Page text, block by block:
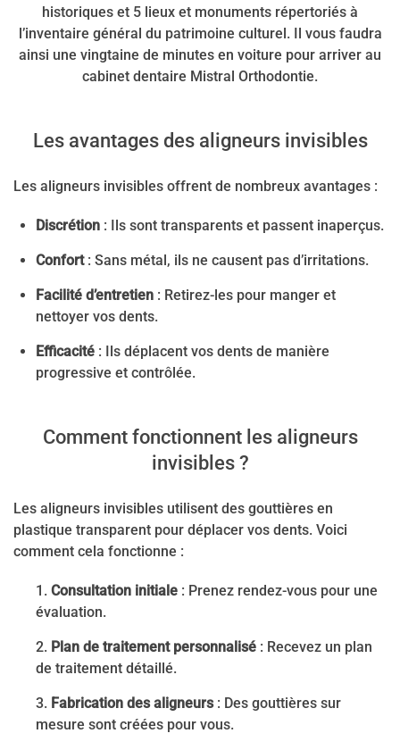
historiques et 5 lieux et monuments répertoriés à
l’inventaire général du patrimoine culturel. Il vous faudra
ainsi une vingtaine de minutes en voiture pour arriver au
cabinet dentaire Mistral Orthodontie.
Les avantages des aligneurs invisibles
Les aligneurs invisibles offrent de nombreux avantages :
Discrétion : Ils sont transparents et passent inaperçus.
Confort: Sans métal, ils ne causent pas d’irritations.
Facilité d’entretien : Retirez-les pour manger et
nettoyer vos dents.
Efficacité : Ils déplacent vos dents de manière
progressive et contrôlée.
Comment fonctionnent les aligneurs
invisibles ?
Les aligneurs invisibles utilisent des gouttières en
plastique transparent pour déplacer vos dents. Voici
comment cela fonctionne :
Consultation initiale : Prenez rendez-vous pour une
évaluation.
Plan de traitement personnalisé : Recevez un plan
de traitement détaillé.
Fabrication des aligneurs: Des gouttières sur
mesure sont créées pour vous.